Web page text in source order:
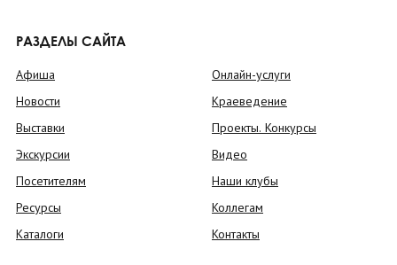
РАЗДЕЛЫ САЙТА
Афиша
Новости
Выставки
Экскурсии
Посетителям
Ресурсы
Каталоги
Онлайн-услуги
Краеведение
Проекты. Конкурсы
Видео
Наши клубы
Коллегам
Контакты